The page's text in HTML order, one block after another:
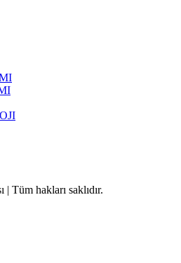
Tüm hakları saklıdır.